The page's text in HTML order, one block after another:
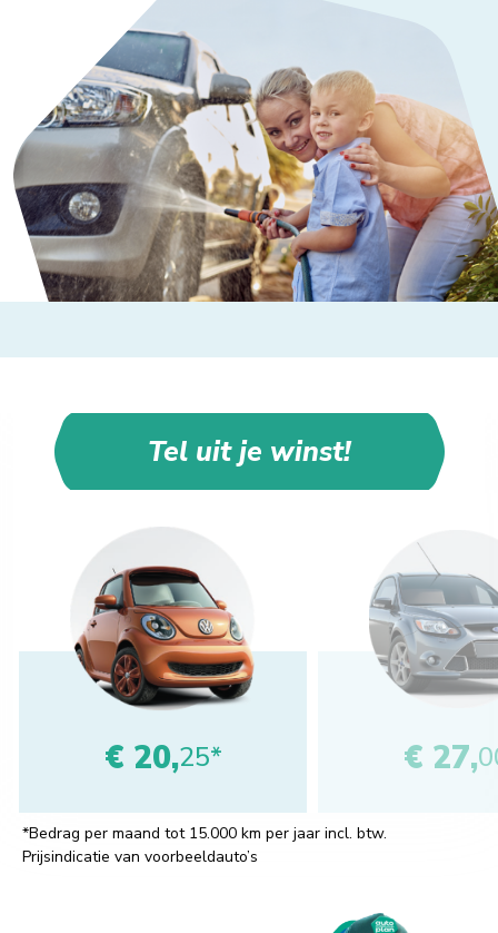
Tel uit je winst!
€ 20,25* € 27,
*Bedrag per maand tot 15.000 km per jaar incl. btw.
Prijsindicatie van voorbeeldauto’s